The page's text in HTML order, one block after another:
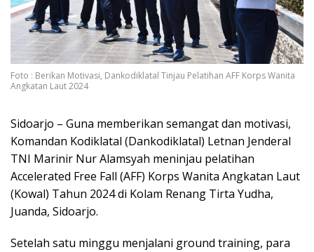
Foto : Berikan Motivasi, Dankodiklatal Tinjau Pelatihan AFF Korps Wanita
Angkatan Laut 2024
Sidoarjo – Guna memberikan semangat dan motivasi,
Komandan Kodiklatal (Dankodiklatal) Letnan Jenderal
TNI Marinir Nur Alamsyah meninjau pelatihan
Accelerated Free Fall (AFF) Korps Wanita Angkatan Laut
(Kowal) Tahun 2024 di Kolam Renang Tirta Yudha,
Juanda, Sidoarjo.
Setelah satu minggu menjalani ground training, para